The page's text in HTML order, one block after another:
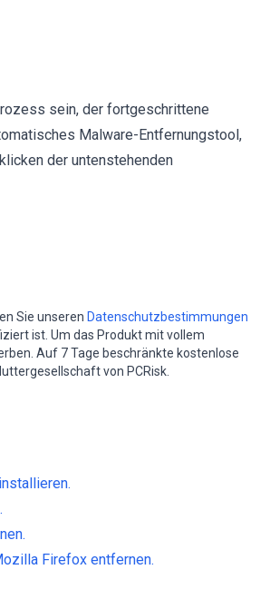
sein, der fortgeschrittene
Malware-Entfernungstool,
der untenstehenden
Sie unseren Datenschutzbestimmungen
ist. Um das Produkt mit vollem
Auf 7 Tage beschränkte kostenlose
von PCRisk.
Firefox entfernen.